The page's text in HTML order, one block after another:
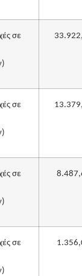
σε
σε
σε
σε